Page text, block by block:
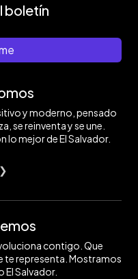
boletín
y moderno, pensado
se reinventa y se une.
lo mejor de El Salvador.
contigo. Que
te representa. Mostramos
El Salvador.